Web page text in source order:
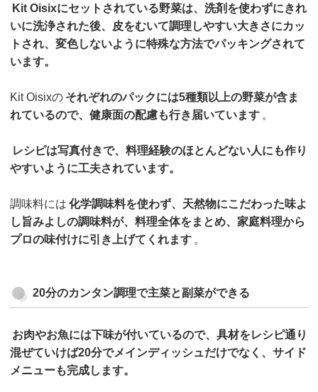
Kit Oisixにセットされている野菜は、洗剤を使わずにきれ
いに洗浄された後、皮をむいて調理しやすい大きさにカッ
トされ、変色しないように特殊な方法でパッキングされて
います。
Kit Oisixの それぞれのパックには5種類以上の野菜が含ま
れているので、健康面の配慮も行き届いています 。
レシピは写真付きで、料理経験のほとんどない人にも作り
やすいように工夫されています。
調味料には 化学調味料を使わず、天然物にこだわった味よ
し旨みよしの調味料が、料理全体をまとめ、家庭料理から
プロの味付けに引き上げてくれます 。
20分のカンタン調理で主菜と副菜ができる
お肉やお魚には下味が付いているので、具材をレシピ通り
混ぜていけば20分でメインディッシュだけでなく、サイド
メニューも完成します。